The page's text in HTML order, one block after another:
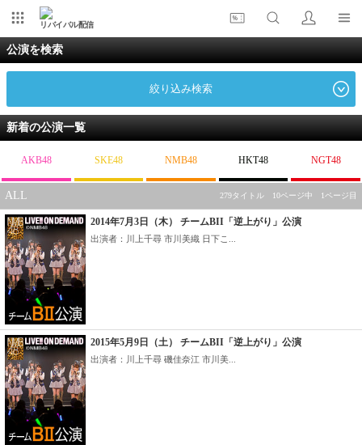
リバイバル配信
公演を検索
絞り込み検索
新着の公演一覧
AKB48 SKE48 NMB48 HKT48 NGT48
ALL 279タイトル 10ページ中 1ページ目
2014年7月3日（木） チームBII「逆上がり」公演
出演者：川上千尋 市川美織 日下こ...
2015年5月9日（土） チームBII「逆上がり」公演
出演者：川上千尋 磯佳奈江 市川美...